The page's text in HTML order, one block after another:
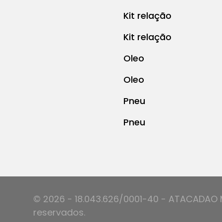
Kit relação
Kit relação
Oleo
Oleo
Pneu
Pneu
© 2026 - 18.043.626/0001-40 - ATACADAO
reservados.